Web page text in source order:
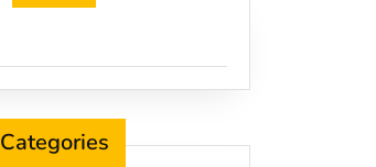
Categories